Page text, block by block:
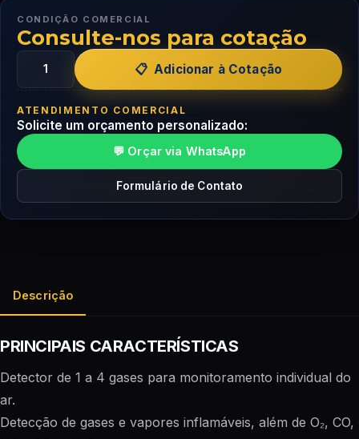
CONDIÇÃO COMERCIAL
Consulte-nos para cotação
Adicionar à Cotação
ATENDIMENTO COMERCIAL
Solicite um orçamento personalizado:
💬 Orçar via WhatsApp
Formulário de Contato
Descrição
PRINCIPAIS CARACTERÍSTICAS
Detector de 1 a 4 gases para monitoramento individual do
ar.
Detecção de gases e vapores inflamáveis, além de O₂, CO,